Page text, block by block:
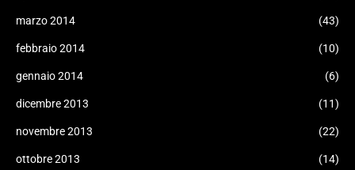
marzo 2014 (43)
febbraio 2014 (10)
gennaio 2014 (6)
dicembre 2013 (11)
novembre 2013 (22)
ottobre 2013 (14)